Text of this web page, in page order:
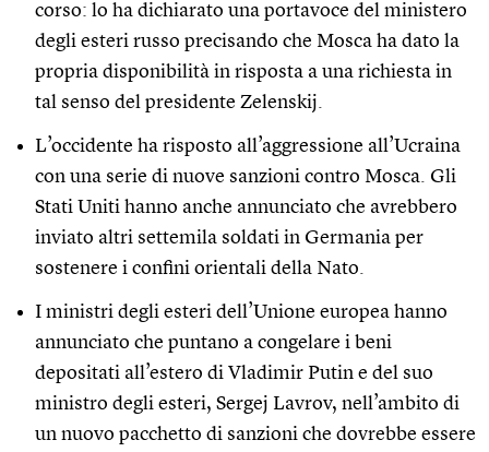
corso: lo ha dichiarato una portavoce del ministero
degli esteri russo precisando che Mosca ha dato la
propria disponibilità in risposta a una richiesta in
tal senso del presidente Zelenskij.
L’occidente ha risposto all’aggressione all’Ucraina
con una serie di nuove sanzioni contro Mosca. Gli
Stati Uniti hanno anche annunciato che avrebbero
inviato altri settemila soldati in Germania per
sostenere i confini orientali della Nato.
I ministri degli esteri dell’Unione europea hanno
annunciato che puntano a congelare i beni
depositati all’estero di Vladimir Putin e del suo
ministro degli esteri, Sergej Lavrov, nell’ambito di
un nuovo pacchetto di sanzioni che dovrebbe essere